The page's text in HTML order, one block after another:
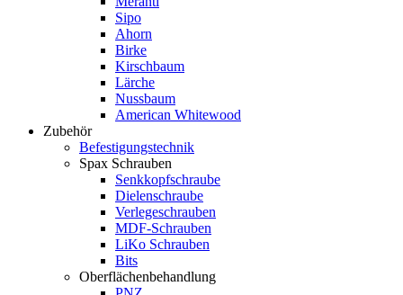
Sipo
Ahorn
Birke
Kirschbaum
Lärche
Nussbaum
American Whitewood
Zubehör
Befestigungstechnik
Spax Schrauben
Senkkopfschraube
Dielenschraube
Verlegeschrauben
MDF-Schrauben
LiKo Schrauben
Bits
Oberflächenbehandlung